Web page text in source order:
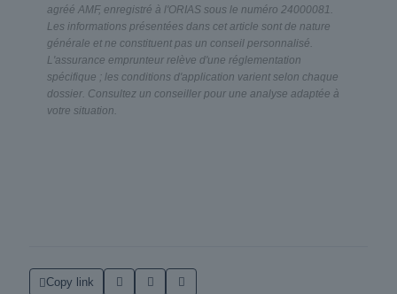
agréé AMF, enregistré à l'ORIAS sous le numéro 24000081.
Les informations présentées dans cet article sont de nature
générale et ne constituent pas un conseil personnalisé.
L'assurance emprunteur relève d'une réglementation
spécifique ; les conditions d'application varient selon chaque
dossier. Consultez un conseiller pour une analyse adaptée à
votre situation.
Copy link